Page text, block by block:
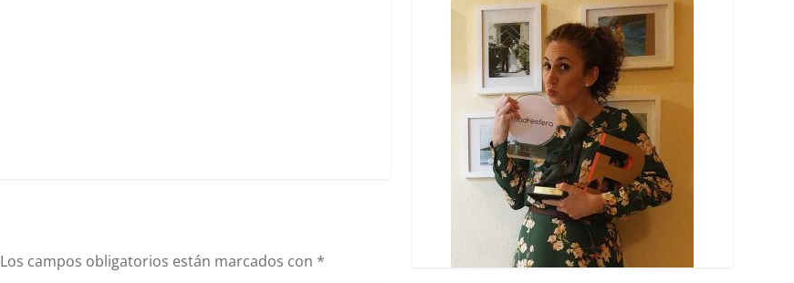
Los campos obligatorios están marcados con *